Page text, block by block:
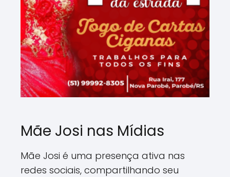
Mãe Josi nas Mídias
Mãe Josi é uma presença ativa nas
redes sociais, compartilhando seu